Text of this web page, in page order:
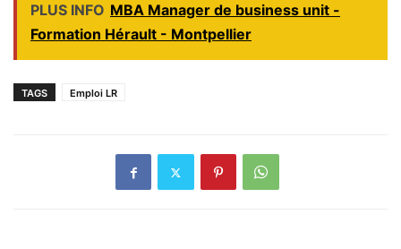
PLUS INFO MBA Manager de business unit -
Formation Hérault - Montpellier
TAGS Emploi LR